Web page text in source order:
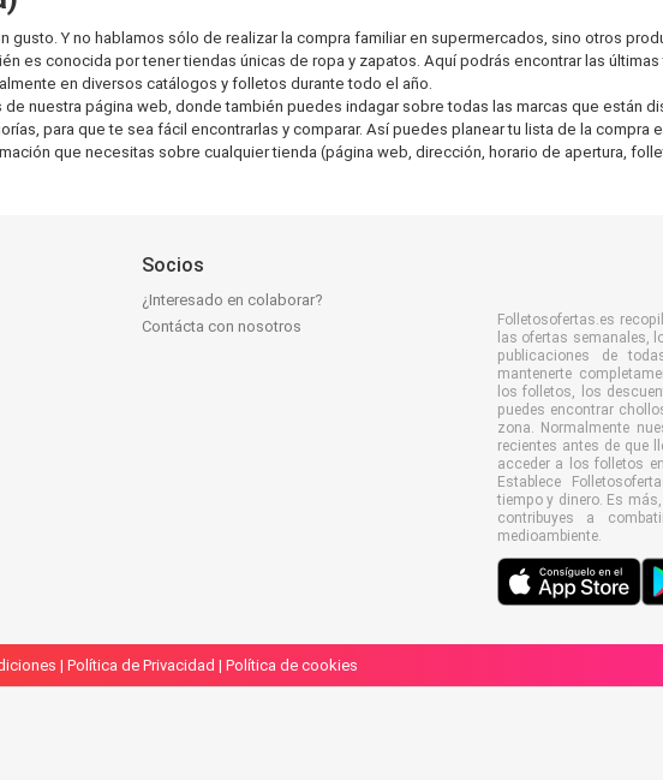
Y no hablamos sólo de realizar la compra familiar en supermercados, sino otros
es conocida por tener tiendas únicas de ropa y zapatos. Aquí podrás encontrar las
en diversos catálogos y folletos durante todo el año.
nuestra página web, donde también puedes indagar sobre todas las marcas que están
para que te sea fácil encontrarlas y comparar. Así puedes planear tu lista de la compra
que necesitas sobre cualquier tienda (página web, dirección, horario de apertura,
Socios
¿Interesado en colaborar?
Contácta con nosotros
Folletosofertas.es
las ofertas semanales,
publicaciones de
mantenerte
los folletos, los
puedes encontrar
zona. Normalmente
recientes antes de que
acceder a los folletos
Establece
tiempo y dinero. Es
contribuyes a
medioambiente.
| Política de Privacidad | Política de cookies